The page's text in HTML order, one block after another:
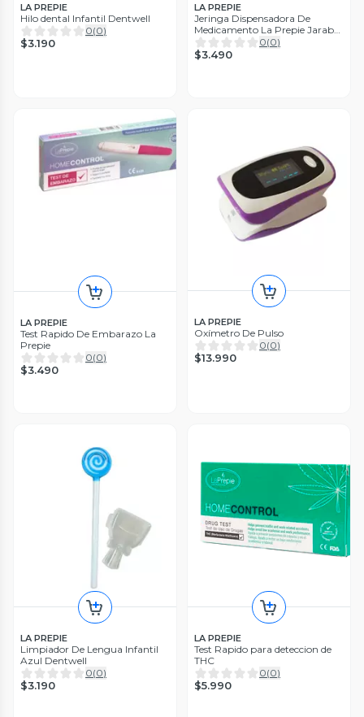
LA PREPIE
Hilo dental Infantil Dentwell
0(0)
$3.190
LA PREPIE
Jeringa Dispensadora De
Medicamento La Prepie Jarabe
Niños
0(0)
$3.490
LA PREPIE
Test Rapido De Embarazo La
Prepie
0(0)
$3.490
LA PREPIE
Oxímetro De Pulso
0(0)
$13.990
LA PREPIE
Limpiador De Lengua Infantil
Azul Dentwell
0(0)
$3.190
LA PREPIE
Test Rapido para deteccion de
THC
0(0)
$5.990